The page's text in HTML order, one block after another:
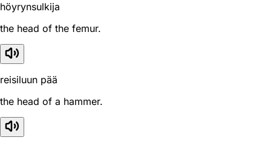
höyrynsulkija
the head of the femur.
reisiluun pää
the head of a hammer.